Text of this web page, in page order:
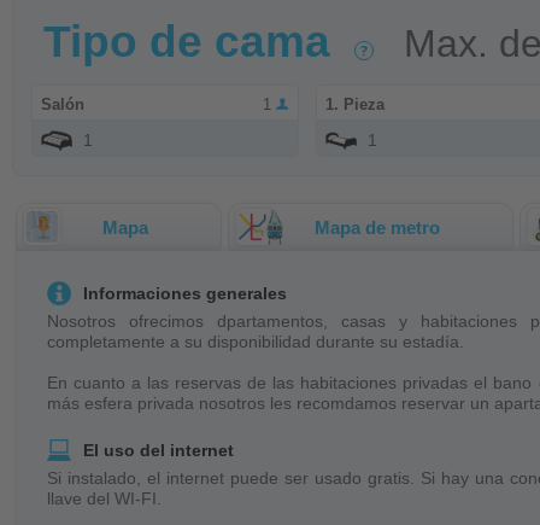
Tipo de cama Max.
1
Salón
1
1. Pieza
1
Mapa Mapa de metro
Informaciones generales
Nosotros ofrecimos dpartamentos, casas y
completamente a su disponibilidad durante su estadía.
En cuanto a las reservas de las habitaciones privadas el
más esfera privada nosotros les recomdamos reservar un
El uso del internet
Si instalado, el internet puede ser usado gratis. Si hay una
llave del WI-FI.